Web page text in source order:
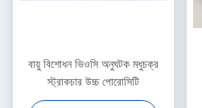
বায়ু বিশোধন ভিওসি অনুঘটক মধুচক্র
স্ট্রাকচার উচ্চ পোরোসিটি